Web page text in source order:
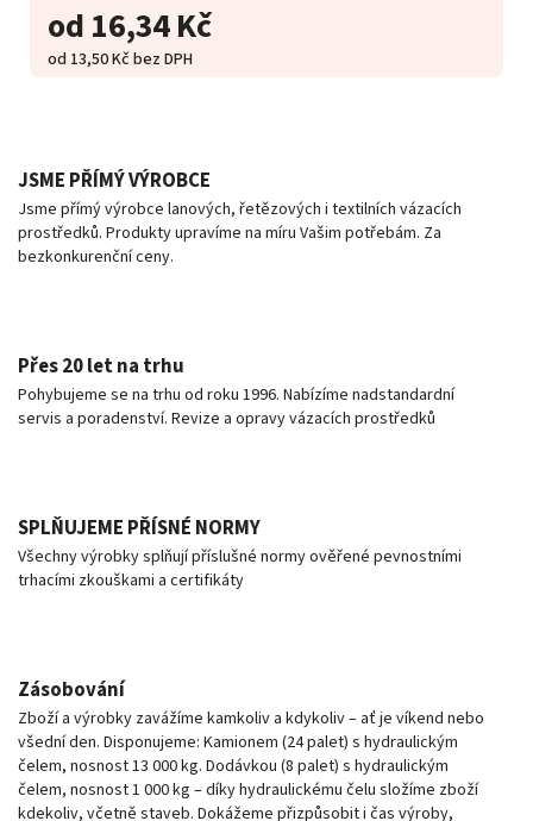
od 16,34 Kč
od 13,50 Kčbez DPH
JSME PŘÍMÝ VÝROBCE
Jsme přímý výrobce lanových, řetězových i textilních vázacích
prostředků. Produkty upravíme na míru Vašim potřebám. Za
bezkonkurenční ceny.
Přes 20 let na trhu
Pohybujeme se na trhu od roku 1996. Nabízíme nadstandardní
servis a poradenství. Revize a opravy vázacích prostředků
SPLŇUJEME PŘÍSNÉ NORMY
Všechny výrobky splňují příslušné normy ověřené pevnostními
trhacími zkouškami a certifikáty
Zásobování
Zboží a výrobky zavážíme kamkoliv a kdykoliv – ať je víkend nebo
všední den. Disponujeme: Kamionem (24 palet) s hydraulickým
čelem, nosnost 13 000 kg. Dodávkou (8 palet) s hydraulickým
čelem, nosnost 1 000 kg – díky hydraulickému čelu složíme zboží
kdekoliv, včetně staveb. Dokážeme přizpůsobit i čas výroby,